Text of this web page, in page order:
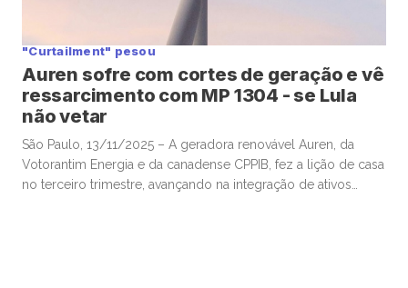
"Curtailment" pesou
Auren sofre com cortes de geração e vê
ressarcimento com MP 1304 - se Lula
não vetar
São Paulo, 13/11/2025 – A geradora renovável Auren, da
Votorantim Energia e da canadense CPPIB, fez a lição de casa
no terceiro trimestre, avançando na integração de ativos